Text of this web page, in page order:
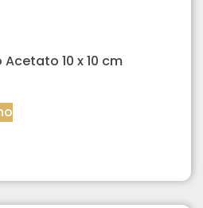
10 x 10 cm